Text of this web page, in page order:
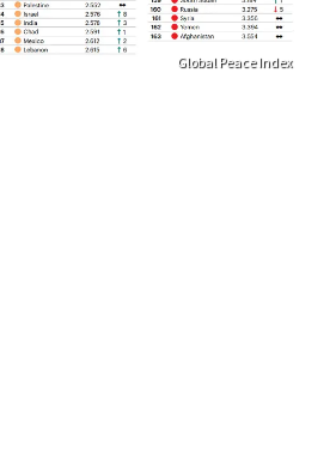
Global Peace Index